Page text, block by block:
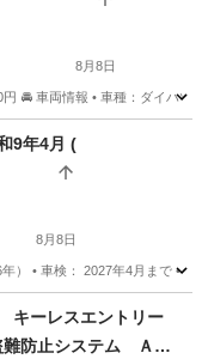
8月8日
🚘 車両情報 • 車種：ダイハ
9年4月 (
8月8日
） • 車検： 2027年4月まで •
キーレスエントリー
防止システム ＡＢ